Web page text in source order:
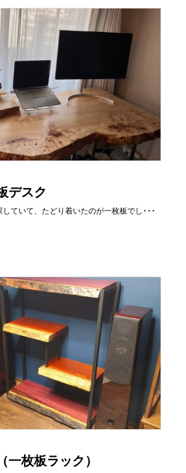
デスク
ていて、たどり着いたのが一枚板でし･･･
枚板ラック）